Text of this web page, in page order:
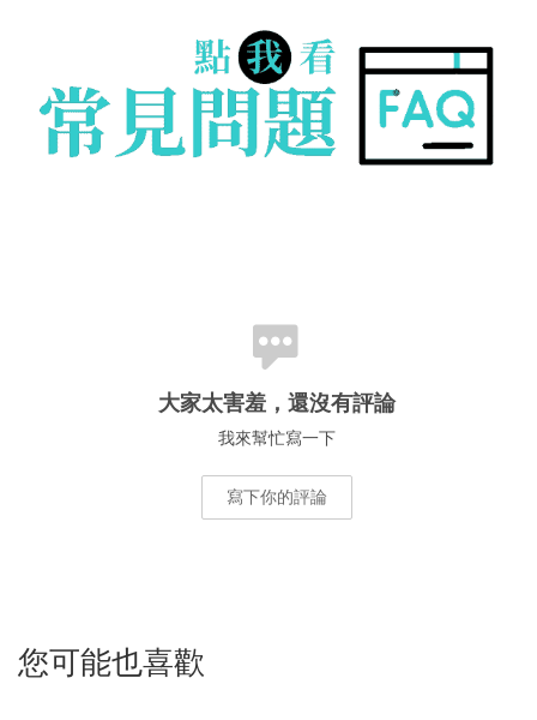
大家太害羞，還沒有評論
我來幫忙寫一下
寫下你的評論
您可能也喜歡